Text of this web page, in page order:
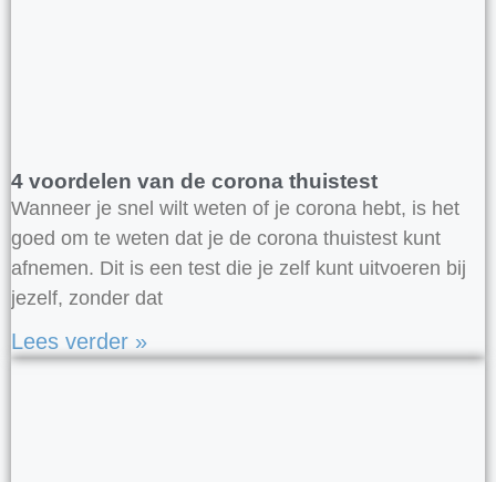
4 voordelen van de corona thuistest
Wanneer je snel wilt weten of je corona hebt, is het
goed om te weten dat je de corona thuistest kunt
afnemen. Dit is een test die je zelf kunt uitvoeren bij
jezelf, zonder dat
Lees verder »